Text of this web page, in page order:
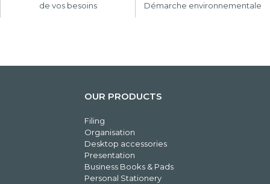
de vos besoins
Démarche environnementale
OUR PRODUCTS
Filing
Organisation
Desktop accessories
Presentation
Business Books & Pads
Personal Stationery